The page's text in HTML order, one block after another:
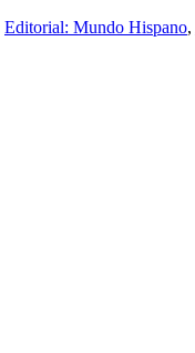
Editorial: Mundo Hispano,